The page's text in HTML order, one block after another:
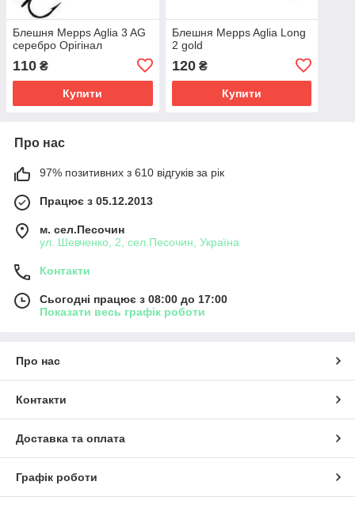
Блешня Mepps Aglia 3 AG
серебро Орігінал
110 ₴
Купити
Блешня Mepps Aglia Long
2 gold
120₴
Купити
Про нас
97% позитивних з 610 відгуків за рік
Працює з 05.12.2013
м. сел.Песочин
ул. Шевченко, 2, сел.Песочин, Україна
Контакти
Сьогодні працює з 08:00 до 17:00
Показати весь графік роботи
Про нас
Контакти
Доставка та оплата
Графік роботи